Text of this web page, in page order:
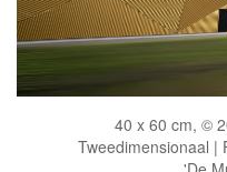
40 x 60 cm, ©
Tweedimensionaal |